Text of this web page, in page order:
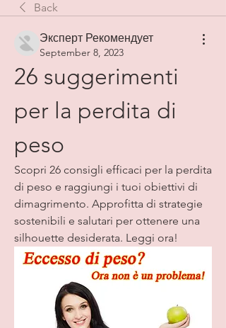
Back
Эксперт Рекомендует
September 8, 2023
26 suggerimenti
per la perdita di
peso
Scopri 26 consigli efficaci per la perdita
di peso e raggiungi i tuoi obiettivi di
dimagrimento. Approfitta di strategie
sostenibili e salutari per ottenere una
silhouette desiderata. Leggi ora!